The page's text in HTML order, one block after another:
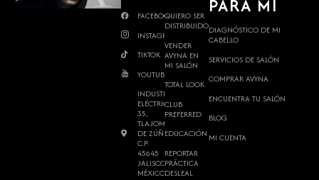
FACEBOOK
INSTAGRAM
TIKTOK
YOUTUBE
INDUSTRIA
ELÉCTRICA
35,
TLAJOMULCO
DE ZÚÑIGA,
C.P.
45645
JALISCO,
MÉXICO.
QUIERO SER
DISTRIBUIDOR
VENDER
AVYNA EN
MI SALÓN
TOTAL LOOK
CLUB
PREFERRED
EDUCACIÓN
REPORTAR
PRÁCTICA
DESLEAL
PARA MI
DIAGNÓSTICO DE MI
CABELLO
SERVICIOS DE SALÓN
COMPRAR AVYNA
ENCUENTRA TU SALÓN
BLOG
MI CUENTA